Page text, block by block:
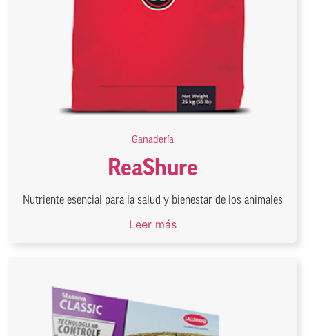
Ganadería
ReaShure
Nutriente esencial para la salud y bienestar de los animales
Leer más